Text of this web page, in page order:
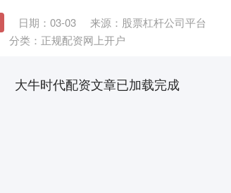
日期：03-03
来源：股票杠杆公司平台
分类： 正规配资网上开户
大牛时代配资文章已加载完成